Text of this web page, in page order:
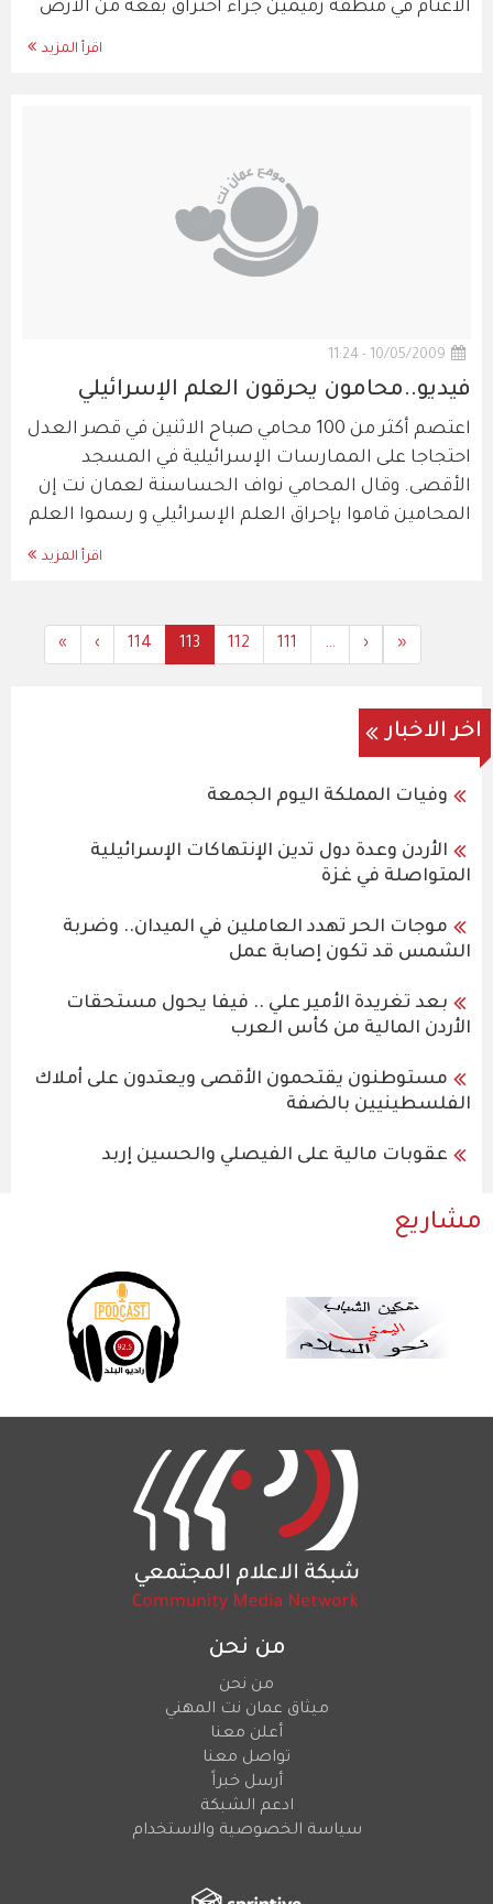
الاغنام في منطقة رميمين جراء احتراق بقعة من الارض
اقرأ المزيد
10/05/2009 - 11:24
فيديو..محامون يحرقون العلم الإسرائيلي
اعتصم أكثر من 100 محامي صباح الاثنين في قصر العدل
احتجاجا على الممارسات الإسرائيلية في المسجد
الأقصى. وقال المحامي نواف الحساسنة لعمان نت إن
المحامين قاموا بإحراق العلم الإسرائيلي و رسموا العلم
اقرأ المزيد
Pagination
First
page
«
Previous
page
‹
…
All
Content
111
All
Content
112
Current
page
113
All
Content
114
Next
page
›
Last
page
»
اخر الاخبار
وفيات المملكة اليوم الجمعة
الأردن وعدة دول تدين الإنتهاكات الإسرائيلية
المتواصلة في غزة
موجات الحر تهدد العاملين في الميدان.. وضربة
الشمس قد تكون إصابة عمل
بعد تغريدة الأمير علي .. فيفا يحول مستحقات
الأردن المالية من كأس العرب
مستوطنون يقتحمون الأقصى ويعتدون على أملاك
الفلسطينيين بالضفة
عقوبات مالية على الفيصلي والحسين إربد
مشاريع
من نحن
من نحن
ميثاق عمان نت المهني
أعلن معنا
تواصل معنا
أرسل خبراً
ادعم الشبكة
سياسة الخصوصية والاستخدام